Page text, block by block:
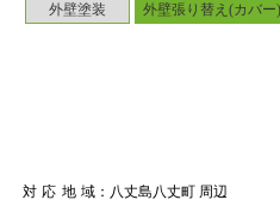
外壁塗装 外壁張り替え(カバー)
対応地域：八丈島八丈町 周辺